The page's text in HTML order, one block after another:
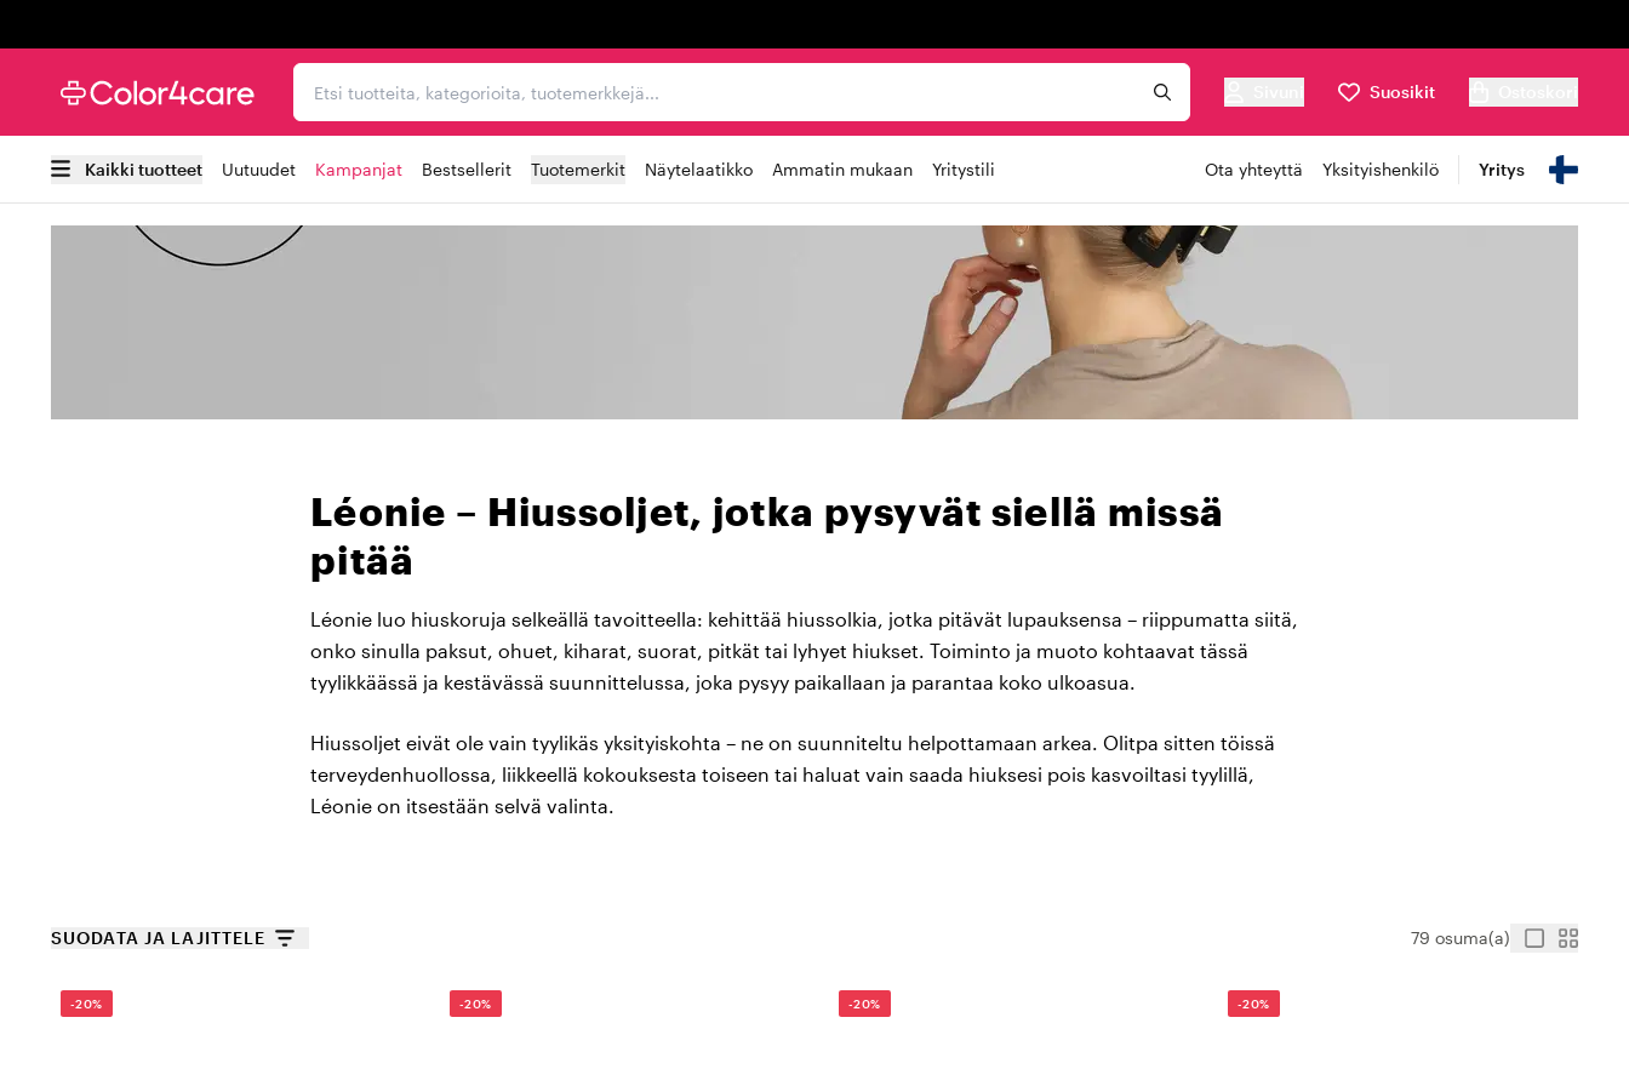
Etsi tuotteita, kategorioita, tuotemerkkejä...
Suosikit
Kaikki tuotteet Uutuudet Kampanjat Bestsellerit Tuotemerkit Näytelaatikko Ammatin mukaan Yritystili Ota yhteyttä Yksityishenkilö Yritys
Léonie – Hiussoljet, jotka pysyvät siellä missä
pitää
Léonie luo hiuskoruja selkeällä tavoitteella: kehittää hiussolkia, jotka pitävät lupauksensa – riippumatta siitä,
onko sinulla paksut, ohuet, kiharat, suorat, pitkät tai lyhyet hiukset. Toiminto ja muoto kohtaavat tässä
tyylikkäässä ja kestävässä suunnittelussa, joka pysyy paikallaan ja parantaa koko ulkoasua.
Hiussoljet eivät ole vain tyylikäs yksityiskohta – ne on suunniteltu helpottamaan arkea. Olitpa sitten töissä
terveydenhuollossa, liikkeellä kokouksesta toiseen tai haluat vain saada hiuksesi pois kasvoiltasi tyylillä,
Léonie on itsestään selvä valinta.
SUODATA JA LAJITTELE 79 osuma(a)
-20% -20% -20% -20%